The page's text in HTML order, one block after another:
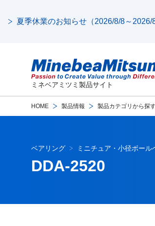
夏季休業のお知らせ（2026/8/8～
ミネベアミツミ製品サイト
HOME 製品情報 製品カテゴリから探
ベアリング ミニチュア・小径ボール
DDA-2520